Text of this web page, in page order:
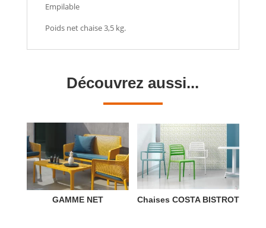
Empilable
Poids net chaise 3,5 kg.
Découvrez aussi...
GAMME NET Chaises COSTA BISTROT